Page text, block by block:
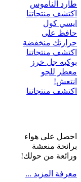
طارد الناموس
اكتشف منتجاتنا
ايسي كول
حافظ على
حرارتك منخفضة
اكتشف منتجاتنا
بوكيه جل خرز
معطر للجو
انتعش!
اكتشف منتجاتنا
احصل على هواء
برائحة منعشة
ورائعة من حولك!
معرفة المزيد ...